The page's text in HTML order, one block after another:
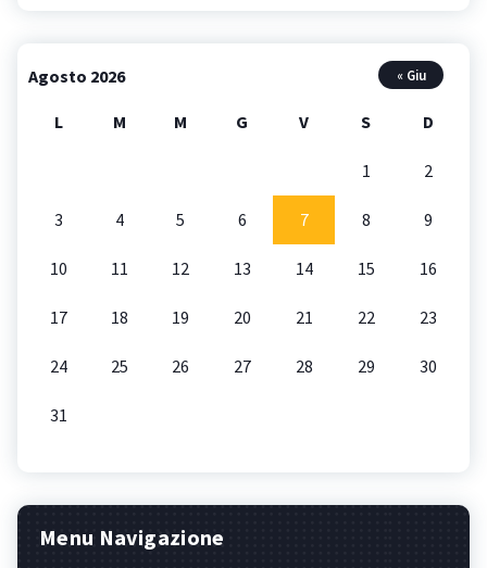
Agosto 2026
L M M G V S D
1 2
3 4 5 6 7 8 9
10 11 12 13 14 15 16
17 18 19 20 21 22 23
24 25 26 27 28 29 30
31
« Giu
Menu Navigazione